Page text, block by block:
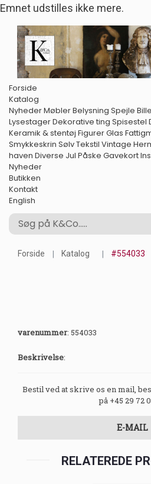
Emnet udstilles ikke mere.
Forside
Katalog
NyhederMøblerBelysning Spejle
LysestagerDekorative ting Spisestel
Keramik & stentøj FigurerGlas
Smykkeskrin SølvTekstil Vintage
haven Diverse Jul Påske Gavekort
Nyheder
Butikken
Kontakt
English
Forside Katalog #554033
varenummer: 554033
Beskrivelse:
Bestil ved at skrive os en mail,
på +45 29 72
E-MAIL
RELATEREDE